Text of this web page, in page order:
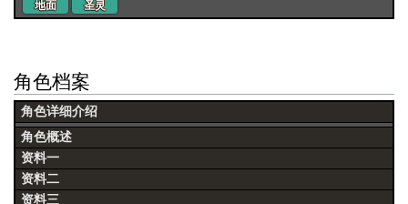
地面 圣灵
角色档案
角色详细介绍
角色概述
资料一
资料二
资料三